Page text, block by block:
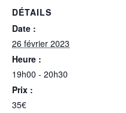
DÉTAILS
Date :
26 février 2023
Heure :
19h00 - 20h30
Prix :
35€